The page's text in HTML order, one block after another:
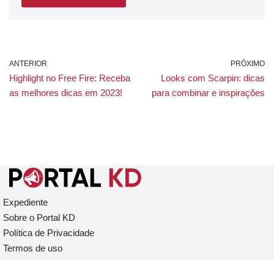
ANTERIOR
Highlight no Free Fire: Receba
as melhores dicas em 2023!
PRÓXIMO
Looks com Scarpin: dicas
para combinar e inspirações
Expediente
Sobre o Portal KD
Política de Privacidade
Termos de uso